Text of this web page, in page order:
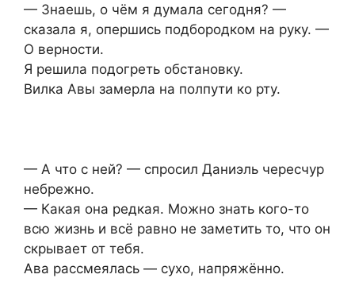
— Знаешь, о чём я думала сегодня? —
сказала я, опершись подбородком на руку. —
О верности.
Я решила подогреть обстановку.
Вилка Авы замерла на полпути ко рту.
— А что с ней? — спросил Даниэль чересчур
небрежно.
— Какая она редкая. Можно знать кого-то
всю жизнь и всё равно не заметить то, что он
скрывает от тебя.
Ава рассмеялась — сухо, напряжённо.